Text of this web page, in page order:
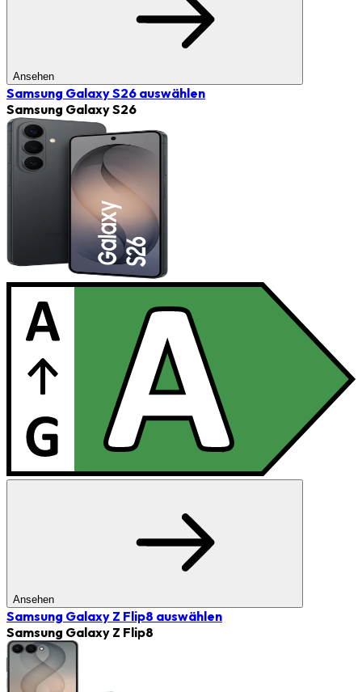
Ansehen
Samsung Galaxy S26 auswählen
Samsung Galaxy S26
Ansehen
Samsung Galaxy Z Flip8 auswählen
Samsung Galaxy Z Flip8